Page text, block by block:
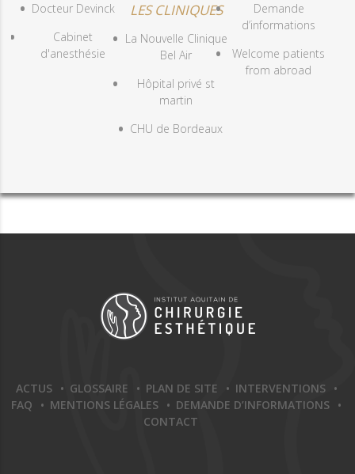
Docteur Devinck
Cabinet
d'anesthésie
LES CLINIQUES
La Nouvelle Clinique
Bel Air
Hôpital privé st
martin
CHU de Bordeaux
Demande
d’informations
Welcome patients
from abroad
ACTUS GLOSSAIRE PLAN DE SITE
INTERVENTIONS
FAQ
MENTIONS LÉGALES
DEMANDE D’INFORMATIONS
CONTACT